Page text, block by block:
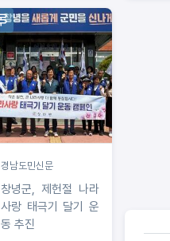
경남도민신문
창녕군, 제헌절 나라
사랑 태극기 달기 운
동 추진